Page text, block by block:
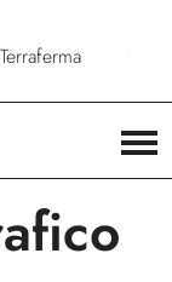
nel cinema di
Terraferma
le strade